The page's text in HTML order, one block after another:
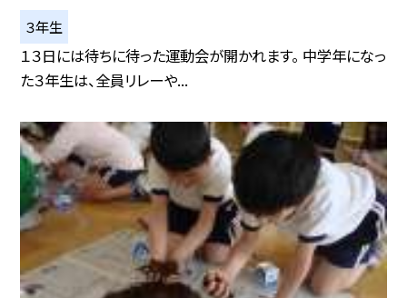
３年生
１３日には待ちに待った運動会が開かれます。 中学年になっ
た３年生は、全員リレーや...